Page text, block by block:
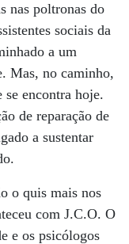
nas poltronas do
sociais da
a um
Mas, no caminho,
se encontra hoje.
de reparação de
a sustentar
o quis mais nos
com J.C.O. O
e os psicólogos